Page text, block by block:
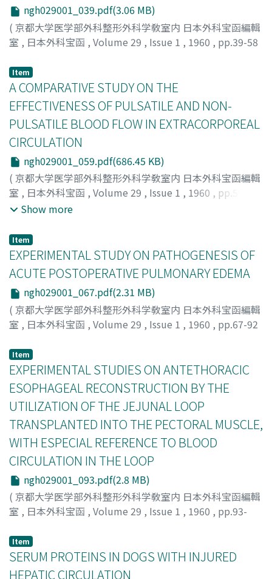
ngh029001_039.pdf(3.06 MB)
( 京都大学医学部外科整形外科学敎室内 日本外科宝函編輯
室 , 日本外科宝函 , Volume 29 , Issue 1 , 1960 , pp.39-58
NAKAJIMA, JITSUE
Item
A COMPARATIVE STUDY ON THE
EFFECTIVENESS OF PULSATILE AND NON-
PULSATILE BLOOD FLOW IN EXTRACORPOREAL
CIRCULATION
ngh029001_059.pdf(686.45 KB)
( 京都大学医学部外科整形外科学敎室内 日本外科宝函編輯
室 , 日本外科宝函 , Volume 29 , Issue 1 , 1960 , pp.59-66
)
TAKEDA, JUN
山, 明;武田, 惇;佐々木, 秀郎
Show more
Item
EXPERIMENTAL STUDY ON PATHOGENESIS OF
ACUTE POSTOPERATIVE PULMONARY EDEMA
ngh029001_067.pdf(2.31 MB)
( 京都大学医学部外科整形外科学敎室内 日本外科宝函編輯
室 , 日本外科宝函 , Volume 29 , Issue 1 , 1960 , pp.67-92
NAGASE, MASAO
Item
EXPERIMENTAL STUDIES ON ANTETHORACIC
ESOPHAGEAL RECONSTRUCTION BY THE
UTILIZATION OF THE JEJUNAL LOOP
TRANSPLANTED INTO THE PECTORAL MUSCLE,
WITH ESPECIAL REFERENCE TO BLOOD
CIRCULATION IN THE LOOP
ngh029001_093.pdf(2.8 MB)
( 京都大学医学部外科整形外科学敎室内 日本外科宝函編輯
室 , 日本外科宝函 , Volume 29 , Issue 1 , 1960 , pp.93-
SUZUKI, HIROSHI
Item
SERUM PROTEINS IN DOGS WITH INJURED
HEPATIC CIRCULATION